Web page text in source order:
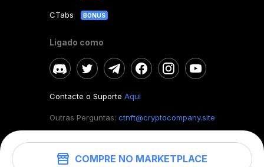
COMPRE NO MARKETPLACE
CTabs BONUS
Ligado como
Contacte o Suporte Aqui
Outras Perguntas: ctnft@cryptocompany.site